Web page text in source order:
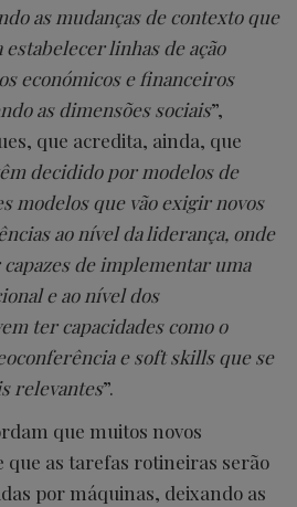
as mudanças de contexto que
linhas de ação
económicos e financeiros
as dimensões sociais”,
que acredita, ainda, que
decidido por modelos de
modelos que vão exigir novos
ao nível da liderança, onde
de implementar uma
e ao nível dos
ter capacidades como o
e soft skills que se
relevantes”.
que muitos novos
que as tarefas rotineiras serão
por máquinas, deixando as